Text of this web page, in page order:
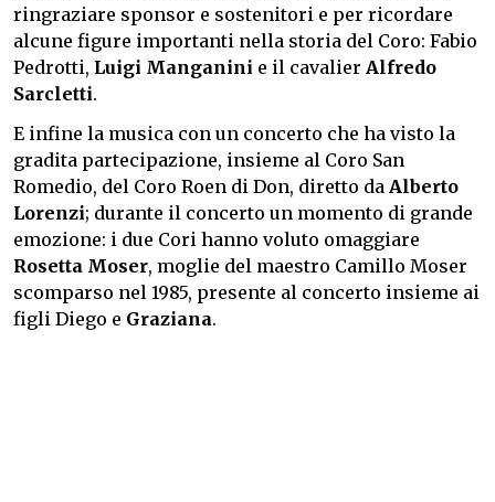
ringraziare sponsor e sostenitori e per ricordare
alcune figure importanti nella storia del Coro: Fabio
Pedrotti, Luigi Manganini e il cavalier Alfredo
Sarcletti.
E infine la musica con un concerto che ha visto la
gradita partecipazione, insieme al Coro San
Romedio, del Coro Roen di Don, diretto da Alberto
Lorenzi; durante il concerto un momento di grande
emozione: i due Cori hanno voluto omaggiare
Rosetta Moser, moglie del maestro Camillo Moser
scomparso nel 1985, presente al concerto insieme ai
figli Diego e Graziana.